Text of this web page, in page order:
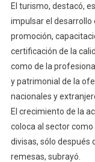
El turismo, destacó,
impulsar el desarrollo
promoción,
certificación de la
como de la
y patrimonial de la
nacionales y
El crecimiento de la
coloca al sector
divisas, sólo después
remesas, subrayó.